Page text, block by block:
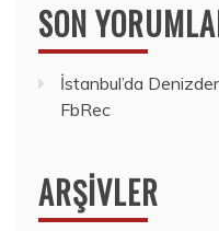
SON
İstanbul’da
FbRec
ARŞIVLER